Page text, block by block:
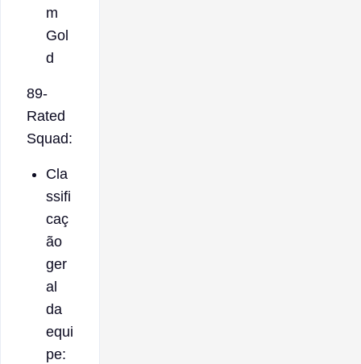
m
Gol
d
89-
Rated
Squad:
Cla
ssifi
caç
ão
ger
al
da
equi
pe: